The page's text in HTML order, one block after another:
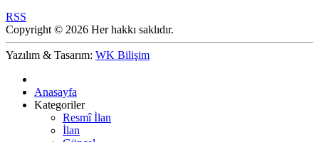
RSS
Copyright © 2026 Her hakkı saklıdır.
Yazılım & Tasarım: WK Bilişim
Anasayfa
Kategoriler
Resmî İlan
İlan